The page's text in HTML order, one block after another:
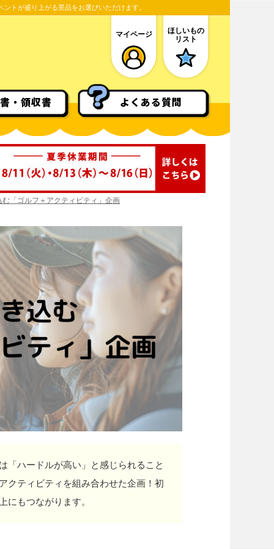
トが盛り上がる景品をお選びいただけます。
マイページ
ほしいもの
リスト
・領収書 よくある質問
「ゴルフ＋アクティビティ」企画
「ハードルが高い」と感じられること
クティビティを組み合わせた企画！初
にもつながります。